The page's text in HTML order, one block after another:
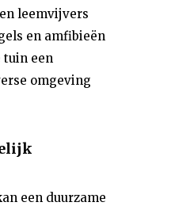
leemvijvers
en amfibieën
tuin een
omgeving
een duurzame